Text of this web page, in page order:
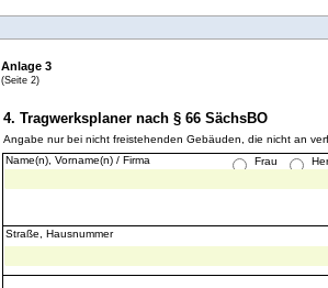
(Seite 2)
4. Tragwerksplaner nach § 66 SächsBO
Name(n), Vorname(n) / Firma
Straße, Hausnummer
Anlage 3
Angabe nur bei nicht freistehenden Gebäuden, die nicht an
Frau